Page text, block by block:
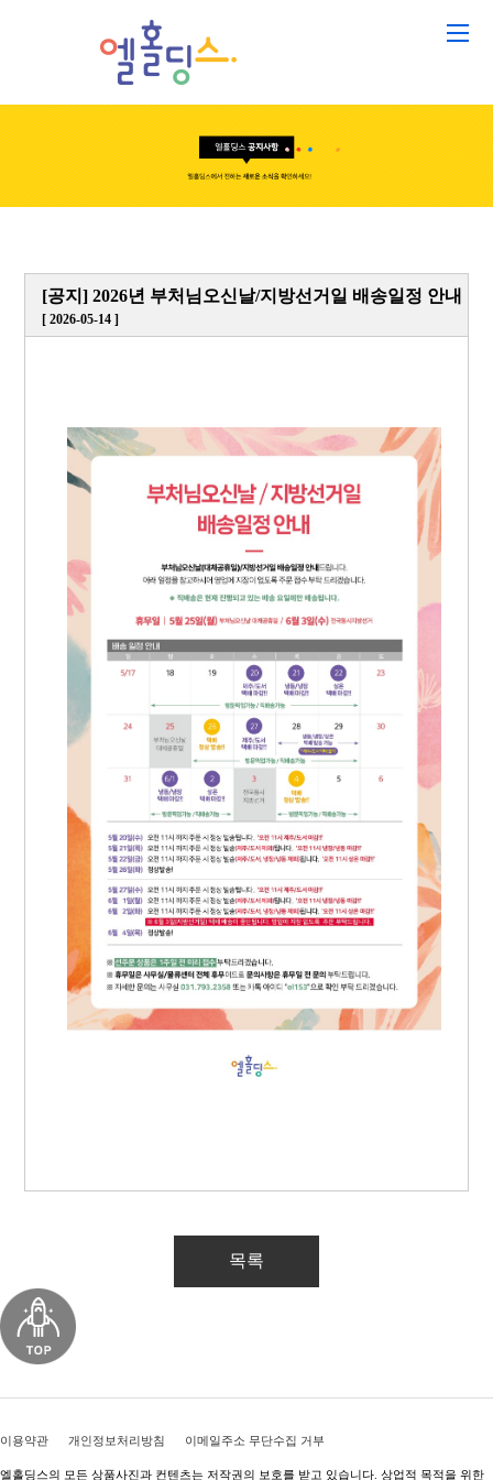
[공지] 2026년 부처님오신날/지방선거일 배송일정 안내
[ 2026-05-14 ]
목록
이용약관 개인정보처리방침 이메일주소 무단수집 거부
엘홀딩스의 모든 상품사진과 컨텐츠는 저작권의 보호를 받고 있습니다. 상업적 목적을 위한